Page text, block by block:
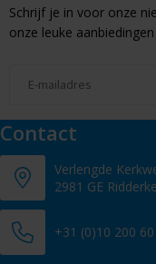
Schrijf je in voor onze
onze leuke
Contact
Verlengde
2981 GE
+31 (0)10 200